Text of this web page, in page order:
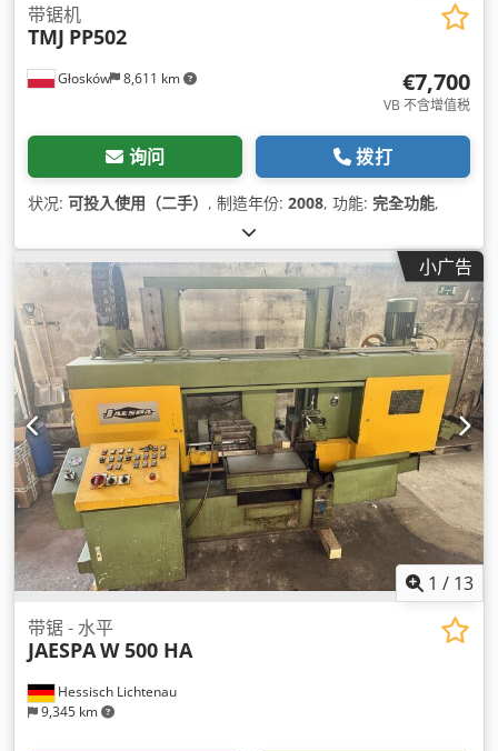
Głosków 8,611 km
带锯机
TMJ PP502
€7,700
VB 不含增值税
询问 拨打
状况: 可投入使用（二手） , 制造年份: 2008, 功能: 完全功能,
小广告
1 / 13
Hessisch Lichtenau
9,345 km
带锯 - 水平
JAESPAW 500 HA